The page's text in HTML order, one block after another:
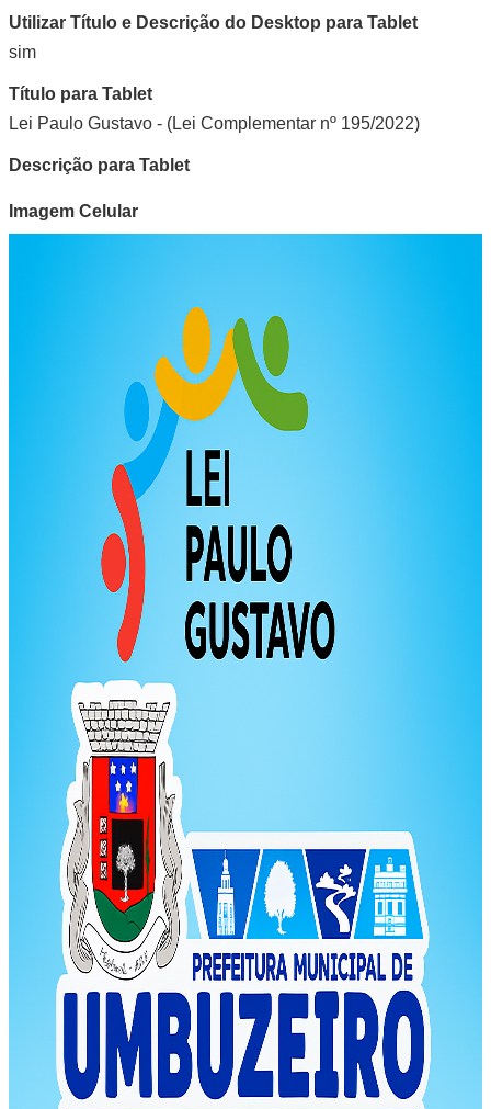
Utilizar Título e Descrição do Desktop para Tablet
sim
Título para Tablet
Lei Paulo Gustavo - (Lei Complementar nº 195/2022)
Descrição para Tablet
Imagem Celular